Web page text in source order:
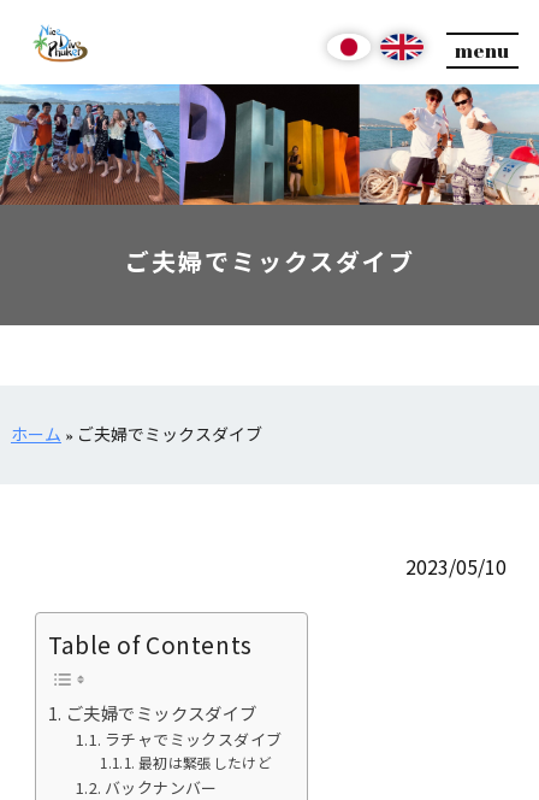
menu
ご夫婦でミックスダイブ
ホーム » ご夫婦でミックスダイブ
2023/05/10
Table of Contents
ご夫婦でミックスダイブ
ラチャでミックスダイブ
最初は緊張したけど
バックナンバー